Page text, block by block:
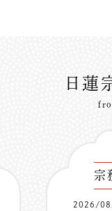
日蓮
宗
2026/